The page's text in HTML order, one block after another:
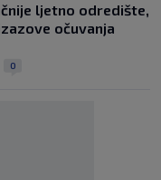
ljetno odredište,
očuvanja
0